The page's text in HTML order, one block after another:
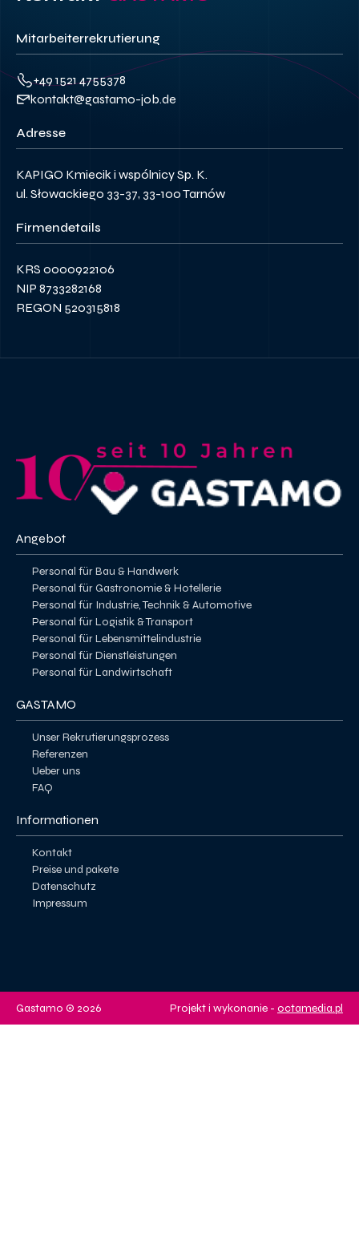
Mitarbeiterrekrutierung
+49 1521 4755378
kontakt@gastamo-job.de
Adresse
KAPIGO Kmiecik i wspólnicy Sp. K.
ul. Słowackiego 33-37, 33-100 Tarnów
Firmendetails
KRS 0000922106
NIP 8733282168
REGON 520315818
Angebot
Personal für Bau & Handwerk
Personal für Gastronomie & Hotellerie
Personal für Industrie, Technik & Automotive
Personal für Logistik & Transport
Personal für Lebensmittelindustrie
Personal für Dienstleistungen
Personal für Landwirtschaft
GASTAMO
Unser Rekrutierungsprozess
Referenzen
Ueber uns
FAQ
Informationen
Kontakt
Preise und pakete
Datenschutz
Impressum
Gastamo © 2026 Projekt i wykonanie - octamedia.pl